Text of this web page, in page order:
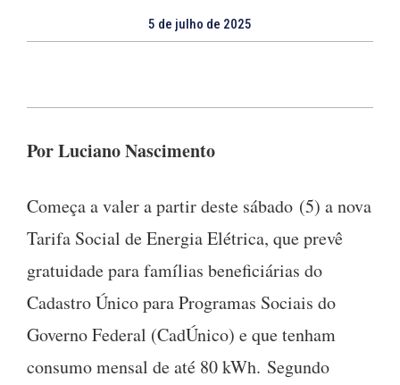
5 de julho de 2025
Por Luciano Nascimento
Começa a valer a partir deste sábado (5) a nova
Tarifa Social de Energia Elétrica, que prevê
gratuidade para famílias beneficiárias do
Cadastro Único para Programas Sociais do
Governo Federal (CadÚnico) e que tenham
consumo mensal de até 80 kWh. Segundo